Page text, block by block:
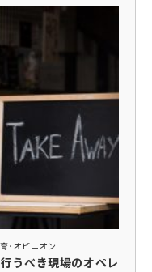
･オピニオン
うべき現場のオペレ